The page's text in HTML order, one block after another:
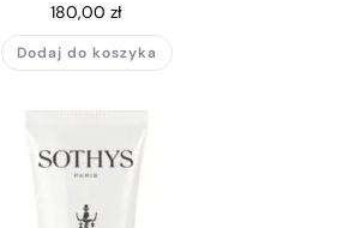
180,00 zł
Dodaj do koszyka